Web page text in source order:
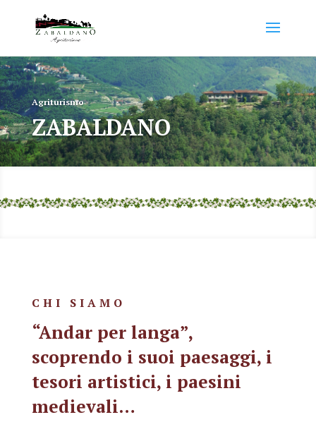
Agriturismo
ZABALDANO
CHI SIAMO
“Andar per langa”,
scoprendo i suoi paesaggi, i
tesori artistici, i paesini
medievali…